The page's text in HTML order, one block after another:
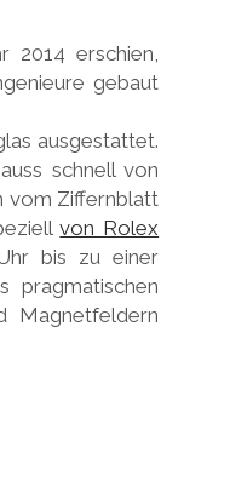
2014 erschien,
gebaut
ausgestattet.
schnell von
vom Ziffernblatt
von Rolex
bis zu einer
pragmatischen
Magnetfeldern